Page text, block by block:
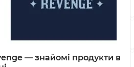
— знайомі продукти в